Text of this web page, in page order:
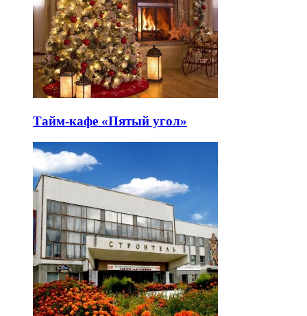
Тайм-кафе «Пятый угол»